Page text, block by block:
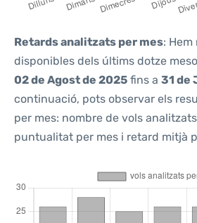
Retards analitzats per mes:
disponibles dels últims dotze
02 de Agost de 2025 fins a 31 de
continuació, pots observar els
per mes: nombre de vols
puntualitat per mes i retard mitjà